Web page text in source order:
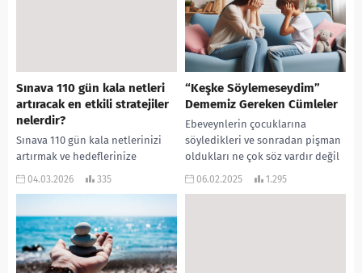
Kaynaklarınıza dayanarak, etkili...
Sınava 110 gün kala netleri
artıracak en etkili stratejiler
nelerdir?
Sınava 110 gün kala netlerinizi
artırmak ve hedeflerinize
ulaşmak için uygulayabileceğiniz
Odaklanmayı...
04.03.2026 335
“Keşke Söylemeseydim”
Dememiz Gereken Cümleler
Ebeveynlerin çocuklarına
söyledikleri ve sonradan pişman
oldukları ne çok söz vardır değil
mi? Ebeveynlik, hem neşe hem de
06.02.2025 1.295